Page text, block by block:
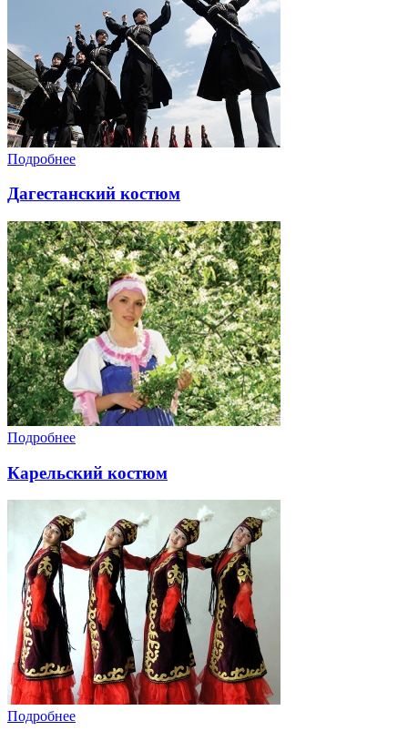
Подробнее
Дагестанский костюм
Подробнее
Карельский костюм
Подробнее